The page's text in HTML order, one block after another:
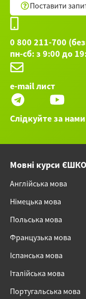
Остальные 74
Поставити
0 800 211-700
пн-сб: з 9:00 до
e-mail лист
Слідкуйте за
Мовні курси ЄШКО
Англійська мова
Німецька мова
Польська мова
Французька мова
Іспанська мова
Італійська мова
Португальська мова